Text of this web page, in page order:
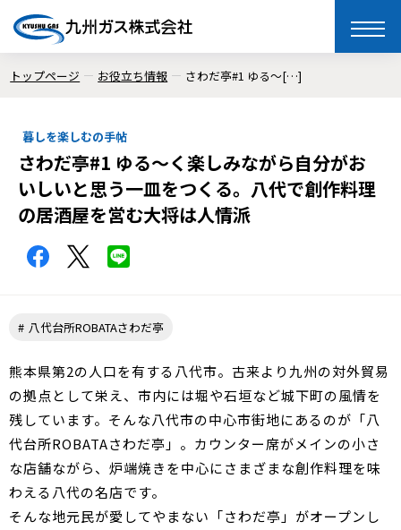
toggle
トップページ お役立ち情報 さわだ亭#1 ゆる～[…]
暮しを楽しむの手帖
さわだ亭#1 ゆる～く楽しみながら自分がお
いしいと思う一皿をつくる。八代で創作料理
の居酒屋を営む大将は人情派
八代台所ROBATAさわだ亭
熊本県第2の人口を有する八代市。古来より九州の対外貿易
の拠点として栄え、市内には堀や石垣など城下町の風情を
残しています。そんな八代市の中心市街地にあるのが「八
代台所ROBATAさわだ亭」。カウンター席がメインの小さ
な店舗ながら、炉端焼きを中心にさまざまな創作料理を味
わえる八代の名店です。
そんな地元民が愛してやまない「さわだ亭」がオープンし